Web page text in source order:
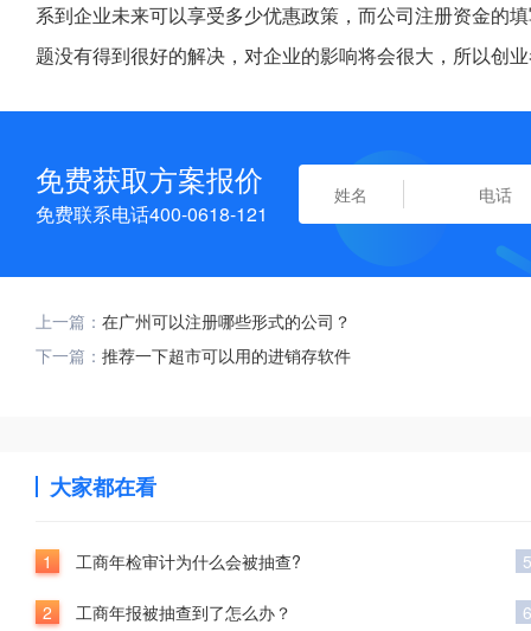
系到企业未来可以享受多少优惠政策，而公司注册资金的
题没有得到很好的解决，对企业的影响将会很大，所以创
免费获取方案报价
免费联系电话400-0618-121
上一篇： 在广州可以注册哪些形式的公司？
下一篇： 推荐一下超市可以用的进销存软件
大家都在看
1 工商年检审计为什么会被抽查?
2 工商年报被抽查到了怎么办？
5
6